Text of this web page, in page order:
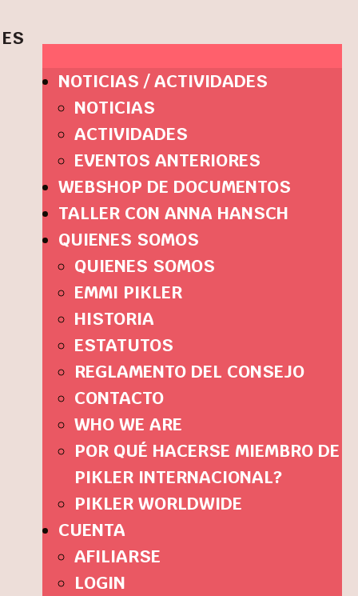
NOTICIAS / ACTIVIDADES
NOTICIAS
ACTIVIDADES
EVENTOS ANTERIORES
WEBSHOP DE DOCUMENTOS
TALLER CON ANNA HANSCH
QUIENES SOMOS
QUIENES SOMOS
EMMI PIKLER
HISTORIA
ESTATUTOS
REGLAMENTO DEL CONSEJO
CONTACTO
WHO WE ARE
POR QUÉ HACERSE MIEMBRO DE
PIKLER INTERNACIONAL?
PIKLER WORLDWIDE
CUENTA
AFILIARSE
LOGIN
ES